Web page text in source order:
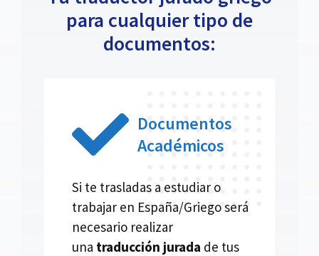
para cualquier tipo de
documentos:
Documentos
Académicos
Si te trasladas a estudiar o
trabajar en España/Griego será
necesario realizar
una traducción jurada de tus